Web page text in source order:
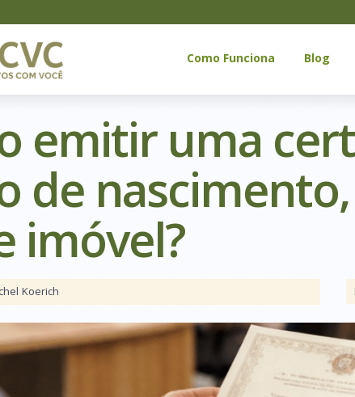
Como Funciona Blog
emitir uma
de
imóvel?
Koerich